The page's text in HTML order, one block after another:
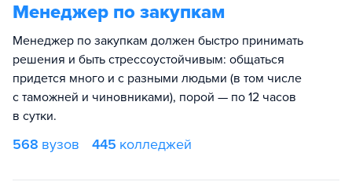
Менеджер по закупкам
Менеджер по закупкам должен быстро принимать
решения и быть стрессоустойчивым: общаться
придется много и с разными людьми (в том числе
с таможней и чиновниками), порой — по 12 часов
в сутки.
568 вузов 445 колледжей